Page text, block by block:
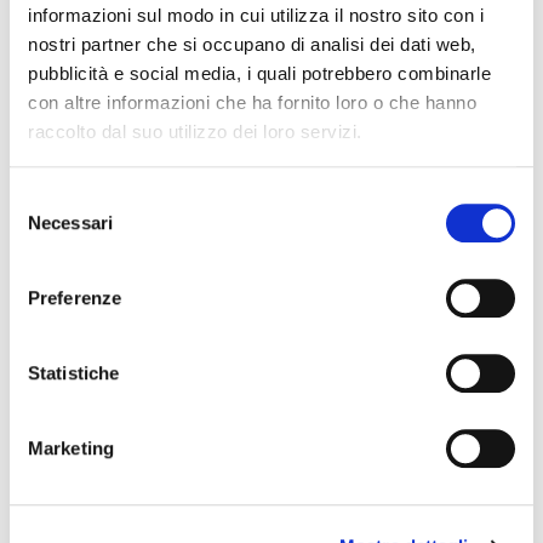
informazioni sul modo in cui utilizza il nostro sito con i
nostri partner che si occupano di analisi dei dati web,
pubblicità e social media, i quali potrebbero combinarle
con altre informazioni che ha fornito loro o che hanno
raccolto dal suo utilizzo dei loro servizi.
delNecessari
Preferenze
Statistiche
Marketing
LABORATORIO SULLE FARFALLE
9. Agosto 2026
GIARDINO IN MUSICA - Giardino